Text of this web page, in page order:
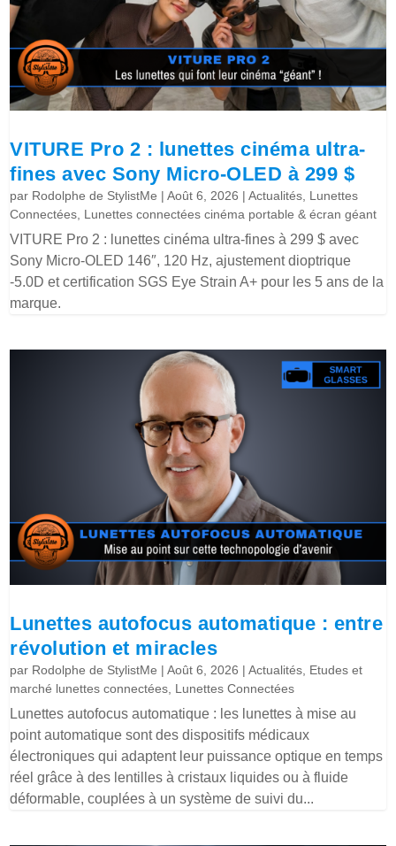
VITURE Pro 2 : lunettes cinéma ultra-
fines avec Sony Micro-OLED à 299 $
par Rodolphe de StylistMe |Août 6, 2026 |Actualités Lunettes
Connectées Lunettes connectées cinéma portable & écran géant
VITURE Pro 2 : lunettes cinéma ultra-fines à 299 $ avec
Sony Micro-OLED 146″, 120 Hz, ajustement dioptrique
-5.0D et certification SGS Eye Strain A+ pour les 5 ans de la
marque.
Lunettes autofocus automatique : entre
révolution et miracles
par Rodolphe de StylistMe |Août 6, 2026 |Actualités Etudes et
marché lunettes connectées Lunettes Connectées
Lunettes autofocus automatique : les lunettes à mise au
point automatique sont des dispositifs médicaux
électroniques qui adaptent leur puissance optique en temps
réel grâce à des lentilles à cristaux liquides ou à fluide
déformable, couplées à un système de suivi du...